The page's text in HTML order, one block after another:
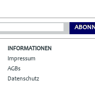
INFORMATIONEN
Impressum
AGBs
Datenschutz